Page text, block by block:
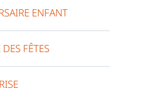
ENFANT
FÊTES